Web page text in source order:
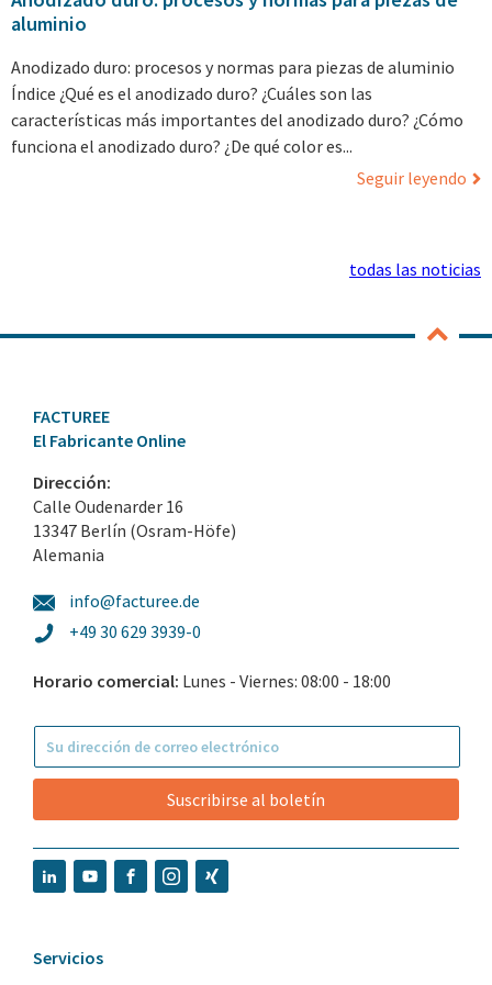
aluminio
Anodizado duro: procesos y normas para piezas de aluminio
Índice ¿Qué es el anodizado duro? ¿Cuáles son las
características más importantes del anodizado duro? ¿Cómo
funciona el anodizado duro? ¿De qué color es...
Seguir leyendo
todas las noticias
FACTUREE
El Fabricante Online
Dirección:
Calle Oudenarder 16
13347 Berlín (Osram-Höfe)
Alemania
info@facturee.de
+49 30 629 3939-0
Horario comercial: Lunes - Viernes: 08:00 - 18:00
Suscribirse al boletín
Servicios